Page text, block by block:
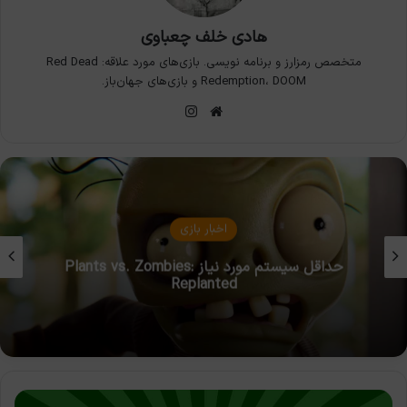
هادی خلف چعباوی
متخصص رمزارز و برنامه نویسی. بازی‌های مورد علاقه: Red Dead
Redemption، DOOM و بازی‌های جهان‌باز.
وبسایت
مقالات بازی
بیوگرافی جوزف فارس | نابغه خلاق
ایکس